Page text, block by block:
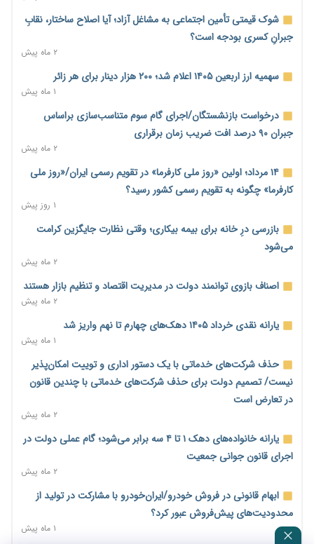
بنگاه‌داری بانک‌ها؛ مانع بزرگ خانه‌دار شدن مستأجران
نماینده مجلس: توسعه مرزهای زمینی به راهبرد تأمین کالاهای
اساسی تبدیل شود
۱ روز پیش
خانه کارگر قزوین: شکاف دستمزد و هزینه معیشت هر روز عمیق‌تر
می‌شود
۱ روز پیش
رئیس سازمان امور مالیاتی: بلاگرهای پردرآمد مشمول پرداخت
مالیات هستند
۱ روز پیش
پیش‌بینی افزایش تولید برنج؛ نیاز وارداتی کشور به ۵۰۰ هزار تن
کاهش می‌یابد
۱ روز پیش
امضای تفاهم‌نامه تجاری ایران و پاکستان؛ هدف‌گذاری تجارت ۱۰
اختیارات جدید گمرکات برای تمدید ورود موقت کالا و خودرو تا
پایان شهریور ابلاغ شد
۱ روز پیش
مرحله سیزدهم کالابرگ در سایه تورم؛ قدرت خرید یارانه یک‌میلیونی
۱۴ مرداد؛ اولین «روز ملی کارفرما» در تقویم رسمی ایران/«روز ملی
کارفرما» چگونه به تقویم رسمی کشور رسید؟
شوک قیمتی تأمین اجتماعی به مشاغل آزاد؛ آیا اصلاح ساختار، نقابِ
جبرانِ کسری بودجه است؟
۲ ماه پیش
سهمیه ارز اربعین ۱۴۰۵ اعلام شد؛ ۲۰۰ هزار دینار برای هر زائر
۱ ماه پیش
درخواست بازنشستگان/اجرای گام سوم متناسب‌سازی براساس
جبران ۹۰ درصد افت ضریب زمان برقراری
۲ ماه پیش
۱۴ مرداد؛ اولین «روز ملی کارفرما» در تقویم رسمی ایران/«روز ملی
کارفرما» چگونه به تقویم رسمی کشور رسید؟
۱ روز پیش
بازرسی درِ خانه برای بیمه بیکاری؛ وقتی نظارت جایگزین کرامت
می‌شود
۲ ماه پیش
اصناف بازوی توانمند دولت در مدیریت اقتصاد و تنظیم بازار هستند
۲ ماه پیش
یارانه نقدی خرداد ۱۴۰۵ دهک‌های چهارم تا نهم واریز شد
۱ ماه پیش
حذف شرکت‌های خدماتی با یک دستور اداری و توییت امکان‌پذیر
نیست/ تصمیم دولت برای حذف شرکت‌های خدماتی با چندین قانون
در تعارض است
۲ ماه پیش
یارانه خانواده‌های دهک ۱ تا ۴ سه برابر می‌شود؛ گام عملی دولت در
اجرای قانون جوانی جمعیت
۲ ماه پیش
ابهام قانونی در فروش خودرو/ایران‌خودرو با مشارکت در تولید از
محدودیت‌های پیش‌فروش عبور کرد؟
۱ ماه پیش